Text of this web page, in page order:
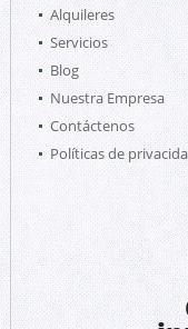
Alquileres
Servicios
Blog
Nuestra Empresa
Contáctenos
Políticas de